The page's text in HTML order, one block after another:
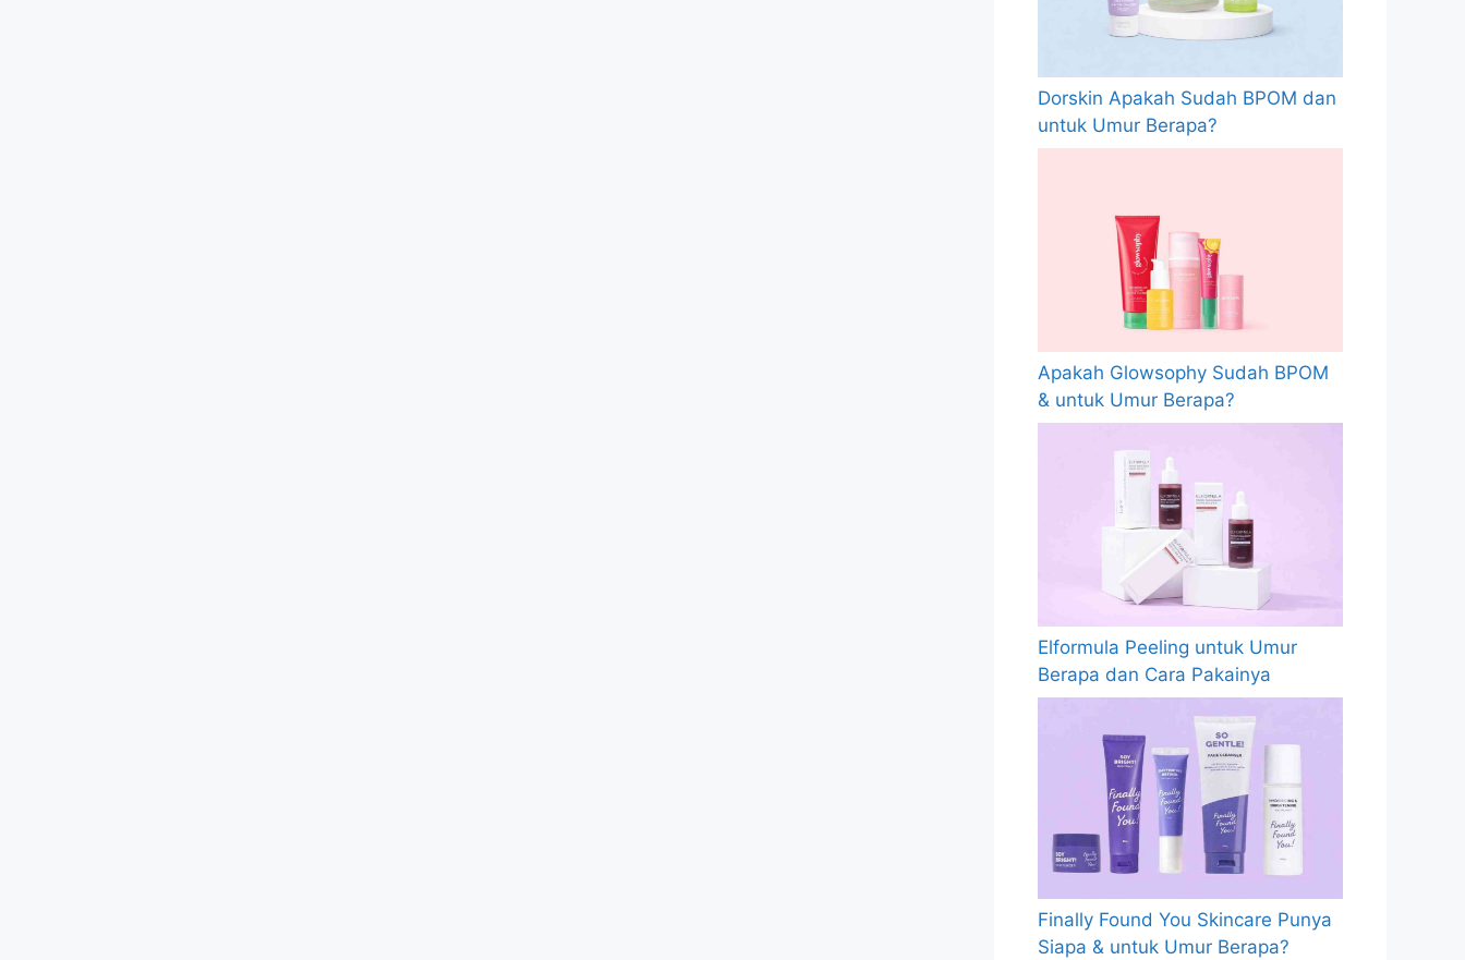
Dorskin Apakah Sudah BPOM dan
untuk Umur Berapa?
Apakah Glowsophy Sudah BPOM
& untuk Umur Berapa?
Elformula Peeling untuk Umur
Berapa dan Cara Pakainya
Finally Found You Skincare Punya
Siapa & untuk Umur Berapa?